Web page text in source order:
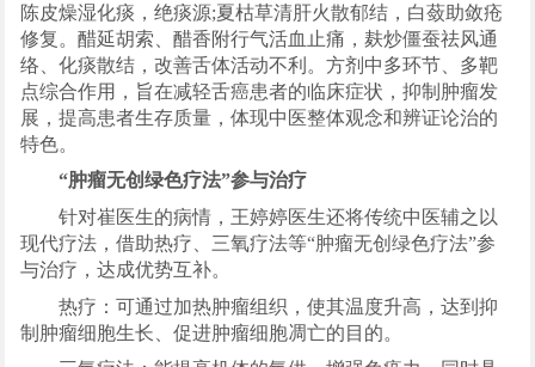
陈皮燥湿化痰，绝痰源;夏枯草清肝火散郁结，白蔹助敛疮
修复。醋延胡索、醋香附行气活血止痛，麸炒僵蚕祛风通
络、化痰散结，改善舌体活动不利。方剂中多环节、多靶
点综合作用，旨在减轻舌癌患者的临床症状，抑制肿瘤发
展，提高患者生存质量，体现中医整体观念和辨证论治的
特色。
“肿瘤无创绿色疗法”参与治疗
针对崔医生的病情，王婷婷医生还将传统中医辅之以
现代疗法，借助热疗、三氧疗法等“肿瘤无创绿色疗法”参
与治疗，达成优势互补。
热疗：可通过加热肿瘤组织，使其温度升高，达到抑
制肿瘤细胞生长、促进肿瘤细胞凋亡的目的。